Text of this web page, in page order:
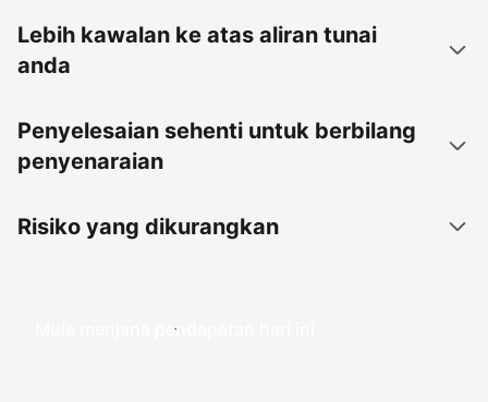
Lebih kawalan ke atas aliran tunai
anda
Penyelesaian sehenti untuk berbilang
penyenaraian
Risiko yang dikurangkan
Mula menjana pendapatan hari ini